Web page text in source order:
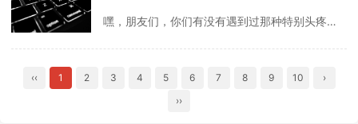
嘿，朋友们，你们有没有遇到过那种特别头疼的事儿？就是想在服务器上装个系统，结果折腾了半天，各种报错，搞得自己像个无头苍蝇一样。说实话，我之前就是这样，差点没被气哭！不过，后来我发现了一个神器——“一键装系统”，简直就像是救命稻草，今天就想跟你们聊聊这个东西，分享一下我的心得和那些坑。先说说啥是一键装系统吧。其...
‹‹ 1 2 3 4 5 6 7 8 9 10
›
››